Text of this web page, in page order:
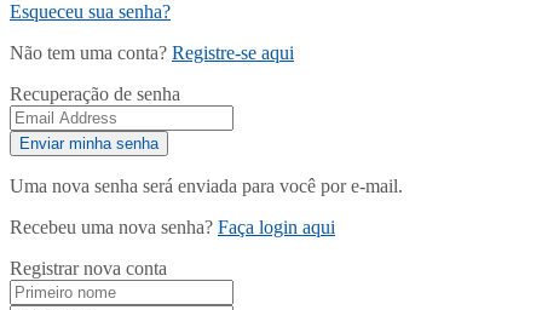
Esqueceu sua senha?
Não tem uma conta? Registre-se aqui
Recuperação de senha
Uma nova senha será enviada para você por e-mail.
Recebeu uma nova senha? Faça login aqui
Registrar nova conta